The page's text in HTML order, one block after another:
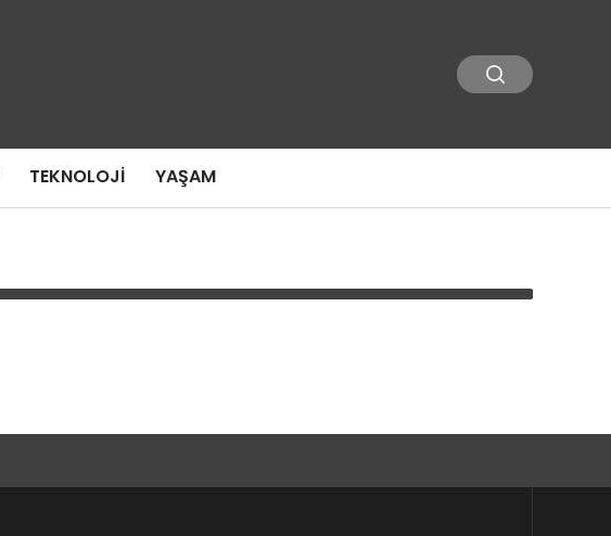
TEKNOLOJI YAŞAM